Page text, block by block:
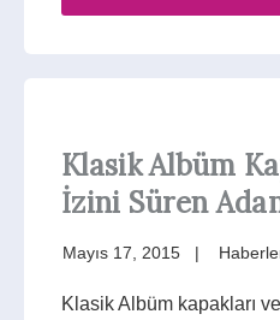
Klasik Albüm
İzini Süren
Mayıs 17, 2015
Klasik Albüm kapakları